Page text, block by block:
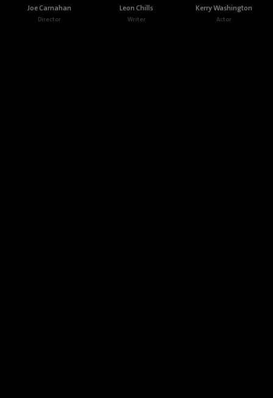
Joe Carnahan
Director
Leon Chills
Writer
Kerry Washington
Actor